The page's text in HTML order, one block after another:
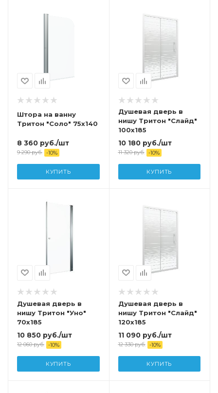
Штора на ванну
Тритон "Соло" 75x140
8 360 руб./шт
9 290руб. -10%
КУПИТЬ
Душевая дверь в
нишу Тритон "Слайд"
100x185
10 180руб./шт
11 320руб. -10%
КУПИТЬ
Душевая дверь в
нишу Тритон "Уно"
70x185
10 850 руб./шт
12 060руб. -10%
КУПИТЬ
Душевая дверь в
нишу Тритон "Слайд"
120x185
11 090руб./шт
12 330руб. -10%
КУПИТЬ